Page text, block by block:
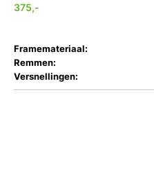
375,-
Framemateriaal:
Remmen:
Versnellingen: